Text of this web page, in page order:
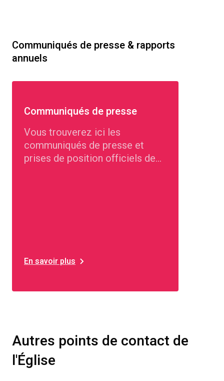
Communiqués de presse & rapports
annuels
Communiqués de presse
Vous trouverez ici les
communiqués de presse et
prises de position officiels de
En savoir plus
Autres points de contact de
l'Église